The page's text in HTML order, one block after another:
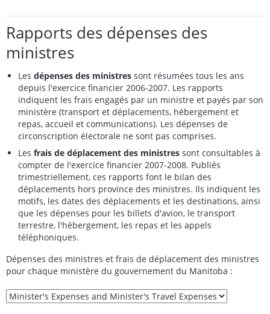
Rapports des dépenses des
ministres
Les dépenses des ministres sont résumées tous les ans
depuis l'exercice financier 2006-2007. Les rapports
indiquent les frais engagés par un ministre et payés par son
ministère (transport et déplacements, hébergement et
repas, accueil et communications). Les dépenses de
circonscription électorale ne sont pas comprises.
Les frais de déplacement des ministres sont consultables à
compter de l'exercice financier 2007-2008. Publiés
trimestriellement, ces rapports font le bilan des
déplacements hors province des ministres. Ils indiquent les
motifs, les dates des déplacements et les destinations, ainsi
que les dépenses pour les billets d'avion, le transport
terrestre, l'hébergement, les repas et les appels
téléphoniques.
Dépenses des ministres et frais de déplacement des ministres
pour chaque ministère du gouvernement du Manitoba :